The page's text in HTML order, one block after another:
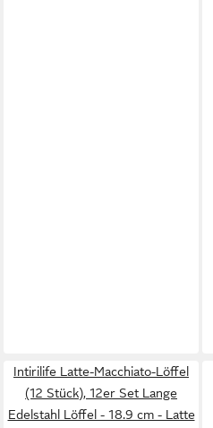
Intirilife Latte-Macchiato-Löffel
(12 Stück), 12er Set Lange
Edelstahl Löffel - 18.9 cm - Latte